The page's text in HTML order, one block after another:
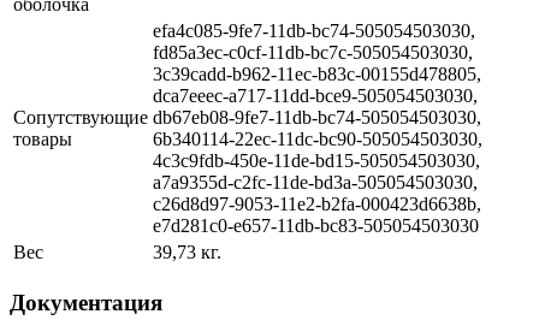
оболочка
Сопутствующие
товары
efa4c085-9fe7-11db-bc74-505054503030,
fd85a3ec-c0cf-11db-bc7c-505054503030,
3c39cadd-b962-11ec-b83c-00155d478805,
dca7eeec-a717-11dd-bce9-505054503030,
db67eb08-9fe7-11db-bc74-505054503030,
6b340114-22ec-11dc-bc90-505054503030,
4c3c9fdb-450e-11de-bd15-505054503030,
a7a9355d-c2fc-11de-bd3a-505054503030,
c26d8d97-9053-11e2-b2fa-000423d6638b,
e7d281c0-e657-11db-bc83-505054503030
Вес
39,73 кг.
Документация